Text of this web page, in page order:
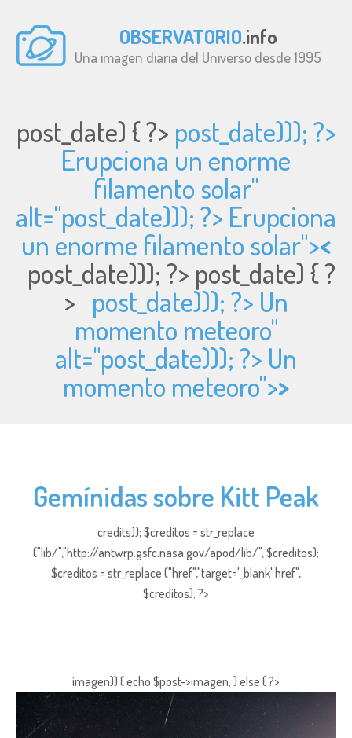
OBSERVATORIO.info
Una imagen diaria del Universo desde 1995
post_date) { ?> post_date))); ?>
Erupciona un enorme
filamento solar"
alt="post_date))); ?> Erupciona
un enorme filamento solar"><
post_date))); ?> post_date) { ?
> post_date))); ?> Un
momento meteoro"
alt="post_date))); ?> Un
momento meteoro">>
Gemínidas sobre Kitt Peak
credits)); $creditos = str_replace
("lib/","http://antwrp.gsfc.nasa.gov/apod/lib/", $creditos);
$creditos = str_replace ("href","target='_blank' href",
$creditos); ?>
imagen)) { echo $post->imagen; } else { ?>